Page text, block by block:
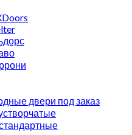
двери под заказ